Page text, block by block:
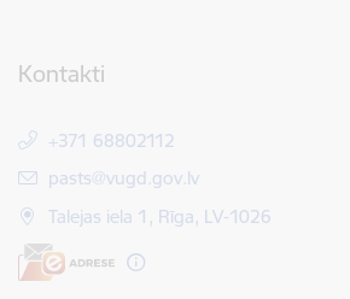
Kontakti
+371 68802112
E-pasts:
pasts@vugd.gov.lv
Talejas iela 1, Rīga, LV-1026